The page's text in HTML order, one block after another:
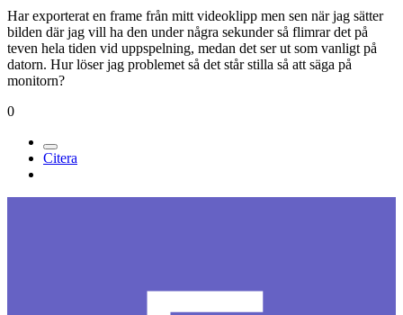
Har exporterat en frame från mitt videoklipp men sen när jag sätter
bilden där jag vill ha den under några sekunder så flimrar det på
teven hela tiden vid uppspelning, medan det ser ut som vanligt på
datorn. Hur löser jag problemet så det står stilla så att säga på
monitorn?
0
Citera